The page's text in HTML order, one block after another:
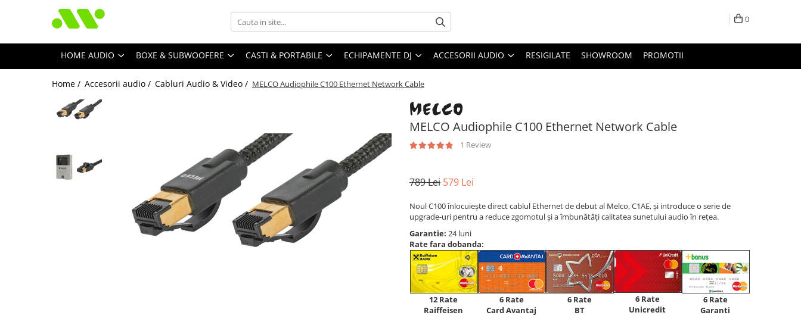
0
HOME AUDIO BOXE & SUBWOOFERE CASTI & PORTABILE ECHIPAMENTE DJ ACCESORII AUDIO RESIGILATE SHOWROOM PROMOTII
Home / Accesorii audio / Cabluri Audio & Video / MELCO Audiophile C100 Ethernet Network Cable
MELCO Audiophile C100 Ethernet Network Cable
1 Review
789 Lei 579 Lei
Noul C100 înlocuiește direct cablul Ethernet de debut al Melco, C1AE, și introduce o serie de
upgrade-uri pentru a reduce zgomotul și a îmbunătăți calitatea sunetului audio în rețea.
Garantie: 24 luni
Rate fara dobanda:
12 Rate
Raiffeisen
6 Rate
Card Avantaj
6 Rate
BT
6 Rate
Unicredit
6 Rate
Garanti